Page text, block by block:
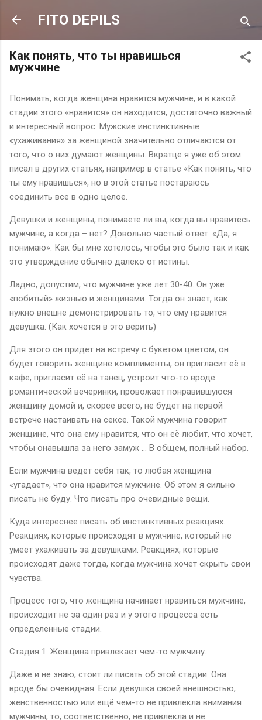
К основному контенту
FITO DEPILS
Как понять, что ты нравишься
мужчине
Понимать, когда женщина нравится мужчине, и в какой
стадии этого «нравится» он находится, достаточно важный
и интересный вопрос. Мужские инстинктивные
«ухаживания» за женщиной значительно отличаются от
того, что о них думают женщины. Вкратце я уже об этом
писал в других статьях, например в статье «Как понять, что
ты ему нравишься», но в этой статье постараюсь
соединить все в одно целое.
Девушки и женщины, понимаете ли вы, когда вы нравитесь
мужчине, а когда – нет? Довольно частый ответ: «Да, я
понимаю». Как бы мне хотелось, чтобы это было так и как
это утверждение обычно далеко от истины.
Ладно, допустим, что мужчине уже лет 30-40. Он уже
«побитый» жизнью и женщинами. Тогда он знает, как
нужно внешне демонстрировать то, что ему нравится
девушка. (Как хочется в это верить)
Для этого он придет на встречу с букетом цветом, он
будет говорить женщине комплименты, он пригласит её в
кафе, пригласит её на танец, устроит что-то вроде
романтической вечеринки, провожает понравившуюся
женщину домой и, скорее всего, не будет на первой
встрече настаивать на сексе. Такой мужчина говорит
женщине, что она ему нравится, что он её любит, что хочет,
чтобы онавышла за него замуж … В общем, полный набор.
Если мужчина ведет себя так, то любая женщина
«угадает», что она нравится мужчине. Об этом я сильно
писать не буду. Что писать про очевидные вещи.
Куда интереснее писать об инстинктивных реакциях.
Реакциях, которые происходят в мужчине, который не
умеет ухаживать за девушками. Реакциях, которые
происходят даже тогда, когда мужчина хочет скрыть свои
чувства.
Процесс того, что женщина начинает нравиться мужчине,
происходит не за один раз и у этого процесса есть
определенные стадии.
Стадия 1. Женщина привлекает чем-то мужчину.
Даже и не знаю, стоит ли писать об этой стадии. Она
вроде бы очевидная. Если девушка своей внешностью,
женственностью или ещё чем-то не привлекла внимания
мужчины, то, соответственно, не привлекла и не